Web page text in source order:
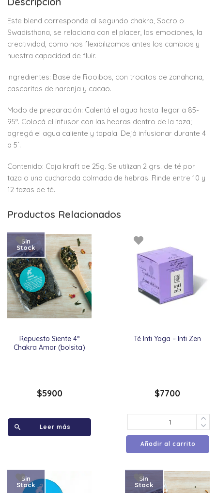
Este blend corresponde al segundo chakra, Sacro o
Swadisthana, se relaciona con el placer, las emociones, la
creatividad, como nos flexibilizamos antes los cambios y
nuestra capacidad de fluir.
Ingredientes: Base de Rooibos, con trocitos de zanahoria,
cascaritas de naranja y cacao.
Modo de preparación: Calentá el agua hasta llegar a 85-
95º. Colocá el infusor con las hebras dentro de la taza;
agregá el agua caliente y tapala. Dejá infusionar durante 4
a 5´.
Contenido: Caja kraft de 25g. Se utilizan 2 grs. de té por
taza o una cucharada colmada de hebras. Rinde entre 10 y
12 tazas de té.
Productos Relacionados
Repuesto Siente 4°
Chakra Amor (bolsita)
Sin
Stock
$5900
Leer más
Té Inti Yoga – Inti Zen
$7700
Añadir al carrito
Sin
Stock
Sin
Stock